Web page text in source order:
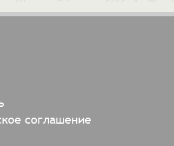
соглашение